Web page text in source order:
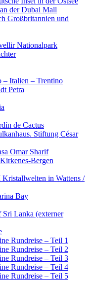
der Dubai Mall
Großbritannien und
Nationalpark
– Italien – Trentino
Petra
de Cactus
Stiftung César
Omar Sharif
Bergen
in Wattens /
Bay
Lanka (externer
Rundreise – Teil 1
Rundreise – Teil 2
Rundreise – Teil 3
Rundreise – Teil 4
Rundreise – Teil 5